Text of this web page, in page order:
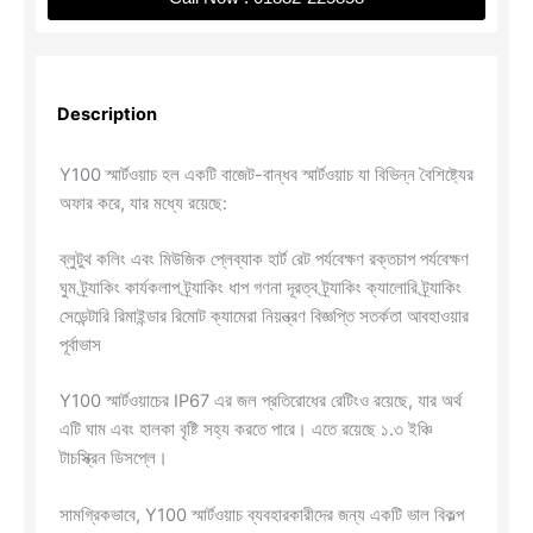
Description
Y100 স্মার্টওয়াচ হল একটি বাজেট-বান্ধব স্মার্টওয়াচ যা বিভিন্ন বৈশিষ্ট্যের
অফার করে, যার মধ্যে রয়েছে:
ব্লুটুথ কলিং এবং মিউজিক প্লেব্যাক হার্ট রেট পর্যবেক্ষণ রক্তচাপ পর্যবেক্ষণ
ঘুম ট্র্যাকিং কার্যকলাপ ট্র্যাকিং ধাপ গণনা দূরত্ব ট্র্যাকিং ক্যালোরি ট্র্যাকিং
সেডেন্টারি রিমাইন্ডার রিমোট ক্যামেরা নিয়ন্ত্রণ বিজ্ঞপ্তি সতর্কতা আবহাওয়ার
পূর্বাভাস
Y100 স্মার্টওয়াচের IP67 এর জল প্রতিরোধের রেটিংও রয়েছে, যার অর্থ
এটি ঘাম এবং হালকা বৃষ্টি সহ্য করতে পারে। এতে রয়েছে ১.৩ ইঞ্চি
টাচস্ক্রিন ডিসপ্লে।
সামগ্রিকভাবে, Y100 স্মার্টওয়াচ ব্যবহারকারীদের জন্য একটি ভাল বিকল্প